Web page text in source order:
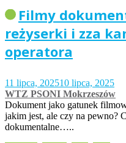
Filmy
reżyserki i zza
operatora
11 lipca, 202510 lipca, 2025
WTZ PSONI Mokrzeszów
Dokument jako gatunek
jakim jest, ale czy na pewno?
dokumentalne…..